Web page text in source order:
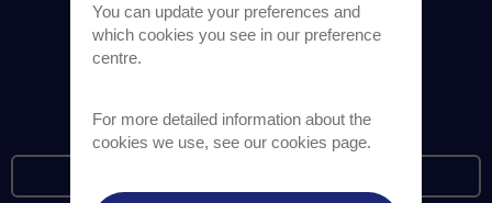
You can update your preferences and
which cookies you see in our preference
centre.
For more detailed information about the
cookies we use, see our cookies page.